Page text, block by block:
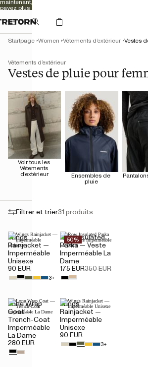
maintenant,
payez plus
Vêtements d’extérieur
Vestes de pluie pour
Startpage Women Vêtements d’extérieur Vestes
Voir tous les
Vêtements
d’extérieur
Ensembles de
pluie
Filtrer et trier31 produits
Wings
Rainjacket —
Imperméable
Unisexe
90 EUR
3+
50%
Row Insulated
Parka — Veste
Imperméable La
Dame
175 EUR350 EUR
Lone Wrap
Coat —
Trench-Coat
Imperméable
La Dame
280 EUR
Wings
Rainjacket —
Imperméable
Unisexe
90 EUR
3+